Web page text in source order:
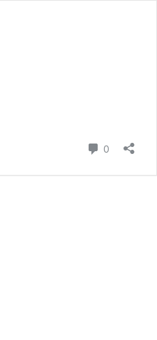
0 Comments